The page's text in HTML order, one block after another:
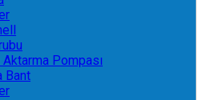
Aktarma Pompası
Bant